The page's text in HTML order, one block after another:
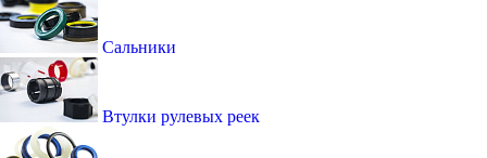
Сальники
Втулки рулевых реек